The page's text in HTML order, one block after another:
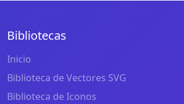
Bibliotecas
Inicio
Biblioteca de Vectores SVG
Biblioteca de Iconos